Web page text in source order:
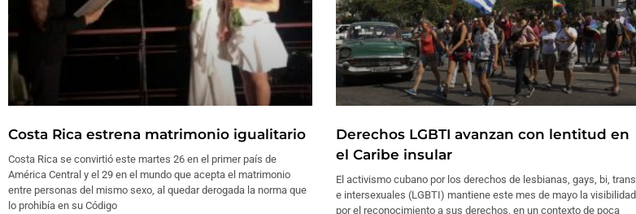
Costa Rica estrena matrimonio igualitario
Costa Rica se convirtió este martes 26 en el primer país de
América Central y el 29 en el mundo que acepta el matrimonio
entre personas del mismo sexo, al quedar derogada la norma que
lo prohibía en su Código
Derechos LGBTI avanzan con lentitud en
el Caribe insular
El activismo cubano por los derechos de lesbianas, gays, bi, trans
e intersexuales (LGBTI) mantiene este mes de mayo la visibilidad
por el reconocimiento a sus derechos, en un contexto de poca